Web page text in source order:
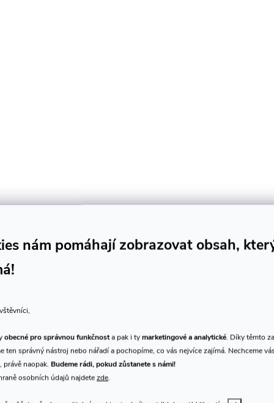
nám pomáhají zobrazovat obsah,
obecné pro správnou funkčnosta pak i tymarketingové a analytické. Díky těmto
ten správný nástroj nebo nářadí a pochopíme, co vás nejvíce zajímá. Nechceme vás
právě naopak. Budeme rádi, pokud zůstanete s námi!
osobních údajů najdetezde.
K tomuto produktu